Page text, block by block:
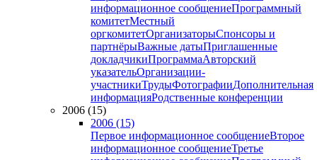
информационное сообщениеПрограммный
комитетМестный
оргкомитетОрганизаторыСпонсоры и
партнёрыВажные датыПриглашенные
докладчикиПрограммаАвторский
указательОрганизации-
участникиТрудыФотографииДополнительная
информацияРодственные конференции
2006 (15)
2006 (15)
Первое информационное сообщениеВторое
информационное сообщениеТретье